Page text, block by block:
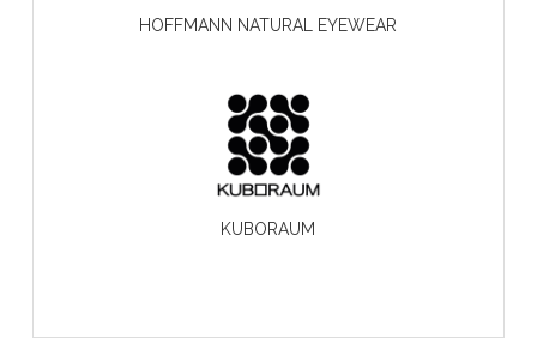
HOFFMANN NATURAL EYEWEAR
KUBORAUM